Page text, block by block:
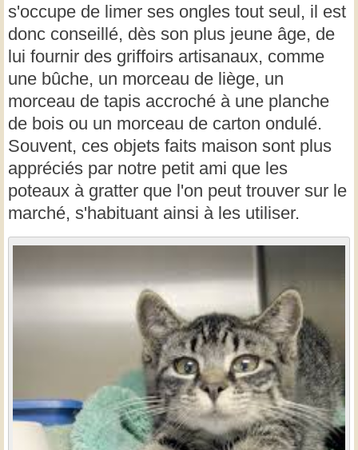
s'occupe de limer ses ongles tout seul, il est
donc conseillé, dès son plus jeune âge, de
lui fournir des griffoirs artisanaux, comme
une bûche, un morceau de liège, un
morceau de tapis accroché à une planche
de bois ou un morceau de carton ondulé.
Souvent, ces objets faits maison sont plus
appréciés par notre petit ami que les
poteaux à gratter que l'on peut trouver sur le
marché, s'habituant ainsi à les utiliser.